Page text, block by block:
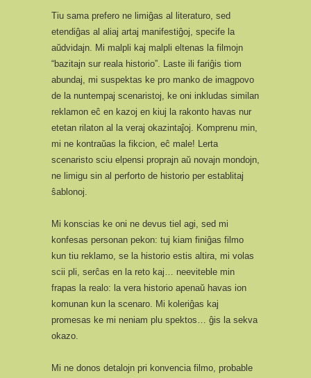
Tiu sama prefero ne limiĝas al literaturo, sed
etendiĝas al aliaj artaj manifestiĝoj, specife la
aŭdvidajn. Mi malpli kaj malpli eltenas la filmojn
“bazitajn sur reala historio”. Laste ili fariĝis tiom
abundaj, mi suspektas ke pro manko de imagpovo
de la nuntempaj scenaristoj, ke oni inkludas similan
reklamon eĉ en kazoj en kiuj la rakonto havas nur
etetan rilaton al la veraj okazintaĵoj. Komprenu min,
mi ne kontraŭas la fikcion, eĉ male! Lerta
scenaristo sciu elpensi proprajn aŭ novajn mondojn,
ne limigu sin al perforto de historio per establitaj
ŝablonoj.
Mi konscias ke oni ne devus tiel agi, sed mi
konfesas personan pekon: tuj kiam finiĝas filmo
kun tiu reklamo, se la historio estis altira, mi volas
scii pli, serĉas en la reto kaj… neeviteble min
frapas la realo: la vera historio apenaŭ havas ion
komunan kun la scenaro. Mi koleriĝas kaj
promesas ke mi neniam plu spektos… ĝis la sekva
okazo.
Mi ne donos detalojn pri konvencia filmo, probable